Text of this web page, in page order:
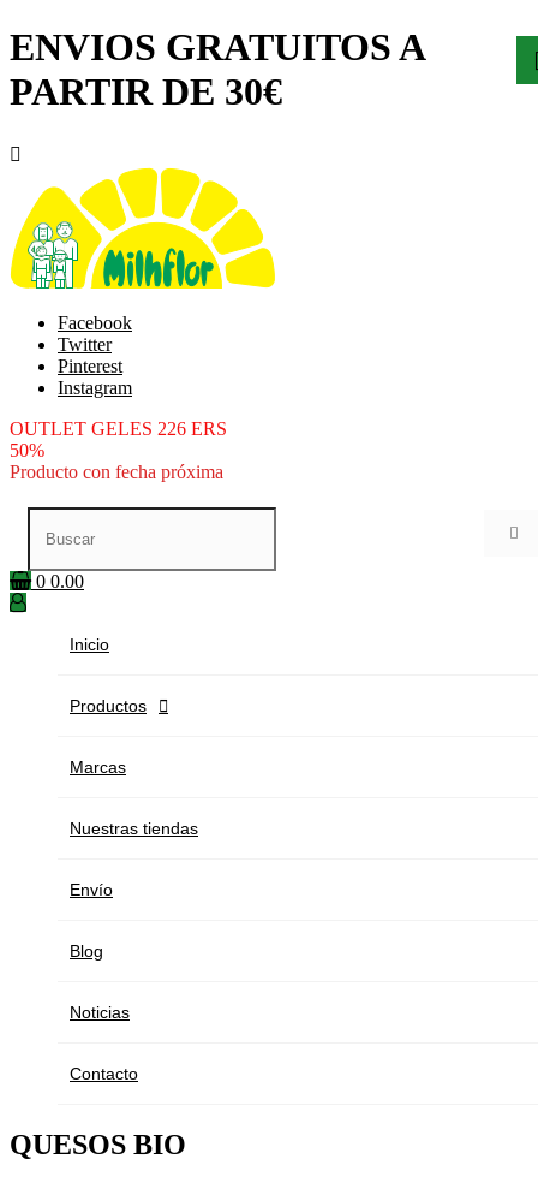
ENVIOS GRATUITOS A
PARTIR DE 30€

Facebook
Twitter
Pinterest
Instagram
OUTLET GELES 226 ERS
50%
Producto con fecha próxima

0 0.00
Inicio
Productos 
Marcas
Nuestras tiendas
Envío
Blog
Noticias
Contacto
QUESOS BIO